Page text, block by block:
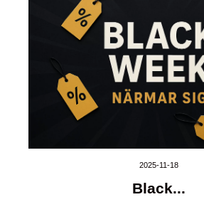
2025-11-18
Black...